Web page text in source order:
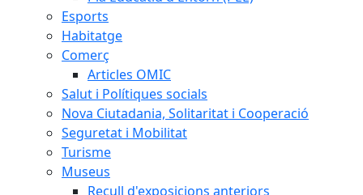
Esports
Habitatge
Comerç
Articles OMIC
Salut i Polítiques socials
Nova Ciutadania, Solitaritat i Cooperació
Seguretat i Mobilitat
Turisme
Museus
Recull d'exposicions anteriors